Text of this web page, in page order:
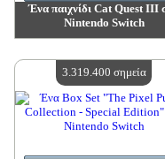
Ένα παιχνίδι Cat Quest III
Nintendo Switch
Διαθέσιμη ποσότητα:4
3.319.400 σημεία